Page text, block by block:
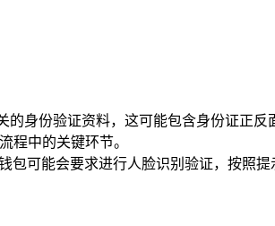
的身份验证资料，这可能包含身份证正
程中的关键环节。
包可能会要求进行人脸识别验证，按照